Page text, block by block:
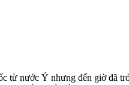
từ nước Ý nhưng đến giờ đã